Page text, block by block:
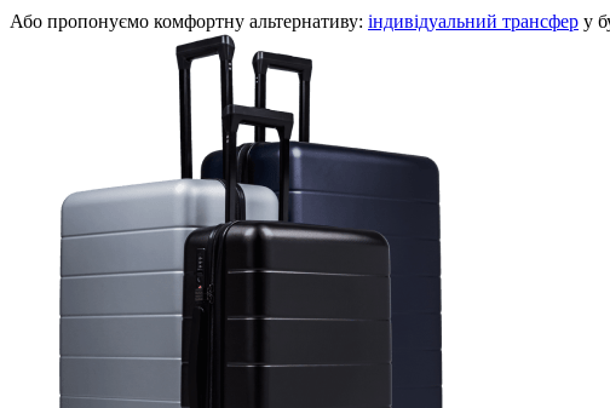
Або пропонуємо комфортну альтернативу: індивідуальний трансфер у